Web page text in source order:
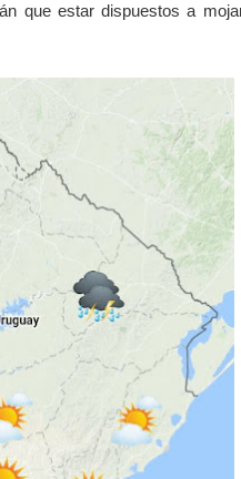
que estar dispuestos a